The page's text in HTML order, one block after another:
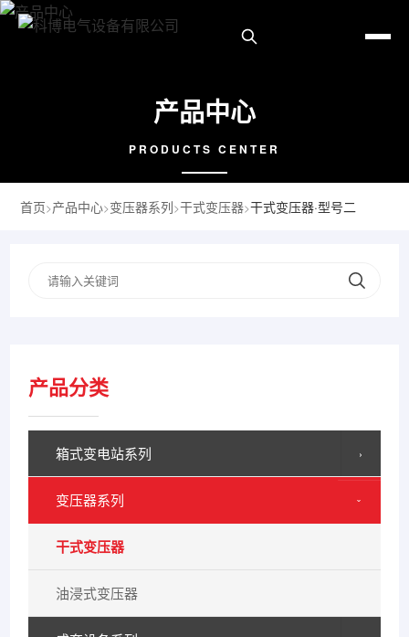
产品中心
PRODUCTS CENTER
首页>产品中心>变压器系列>干式变压器>干式变压器·型号二
产品分类
箱式变电站系列 ›
变压器系列 ›
干式变压器
油浸式变压器